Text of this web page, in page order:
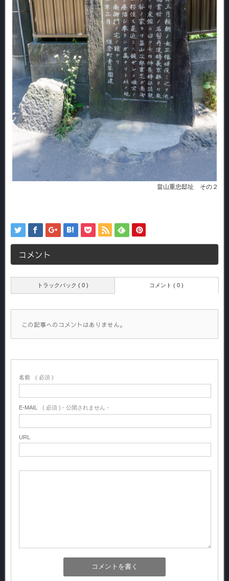
畠山重忠邸址 その２
コメント
トラックバック ( 0 ) コメント ( 0 )
この記事へのコメントはありません。
名前 ( 必須 )
E-MAIL ( 必須 ) - 公開されません -
URL